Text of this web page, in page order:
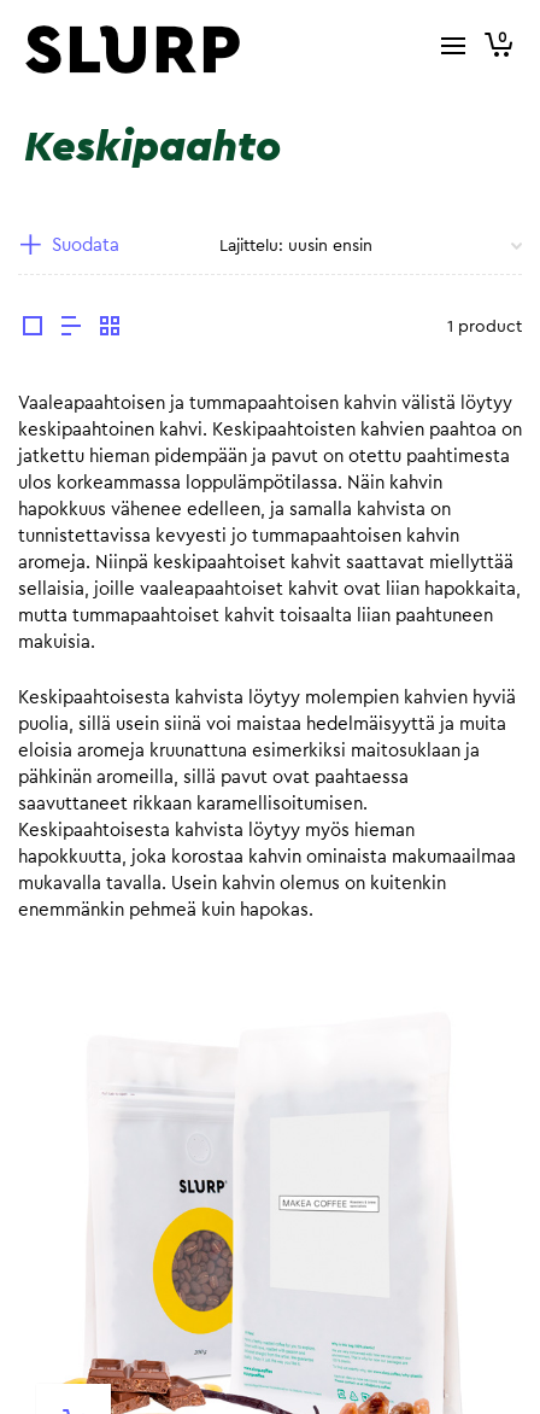
0
Keskipaahto
Suodata
1 product
Vaaleapaahtoisen ja tummapaahtoisen kahvin välistä löytyy
keskipaahtoinen kahvi. Keskipaahtoisten kahvien paahtoa on
jatkettu hieman pidempään ja pavut on otettu paahtimesta
ulos korkeammassa loppulämpötilassa. Näin kahvin
hapokkuus vähenee edelleen, ja samalla kahvista on
tunnistettavissa kevyesti jo tummapaahtoisen kahvin
aromeja. Niinpä keskipaahtoiset kahvit saattavat miellyttää
sellaisia, joille vaaleapaahtoiset kahvit ovat liian hapokkaita,
mutta tummapaahtoiset kahvit toisaalta liian paahtuneen
makuisia.
Keskipaahtoisesta kahvista löytyy molempien kahvien hyviä
puolia, sillä usein siinä voi maistaa hedelmäisyyttä ja muita
eloisia aromeja kruunattuna esimerkiksi maitosuklaan ja
pähkinän aromeilla, sillä pavut ovat paahtaessa
saavuttaneet rikkaan karamellisoitumisen.
Keskipaahtoisesta kahvista löytyy myös hieman
hapokkuutta, joka korostaa kahvin ominaista makumaailmaa
mukavalla tavalla. Usein kahvin olemus on kuitenkin
enemmänkin pehmeä kuin hapokas.